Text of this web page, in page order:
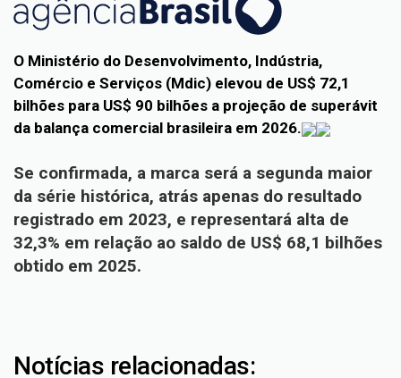
O Ministério do Desenvolvimento, Indústria,
Comércio e Serviços (Mdic) elevou de US$ 72,1
bilhões para US$ 90 bilhões a projeção de superávit
da balança comercial brasileira em 2026.
Se confirmada, a marca será a segunda maior
da série histórica, atrás apenas do resultado
registrado em 2023, e representará alta de
32,3% em relação ao saldo de US$ 68,1 bilhões
obtido em 2025.
Notícias relacionadas: